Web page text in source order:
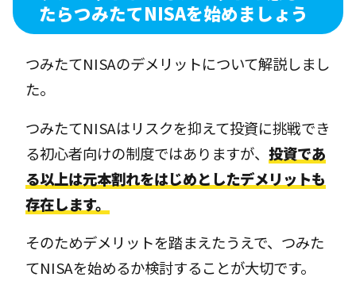
たらつみたてNISAを始めましょう
つみたてNISAのデメリットについて解説しまし
た。
つみたてNISAはリスクを抑えて投資に挑戦でき
る初心者向けの制度ではありますが、投資であ
る以上は元本割れをはじめとしたデメリットも
存在します。
そのためデメリットを踏まえたうえで、つみた
てNISAを始めるか検討することが大切です。